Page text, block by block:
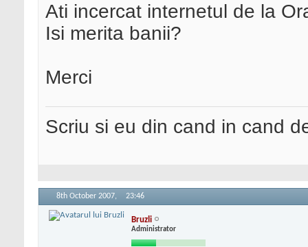
Ati incercat internetul de la
Isi merita banii?
Merci
Scriu si eu din cand in cand
8th October 2007, 23:46
Bruzli
Administrator